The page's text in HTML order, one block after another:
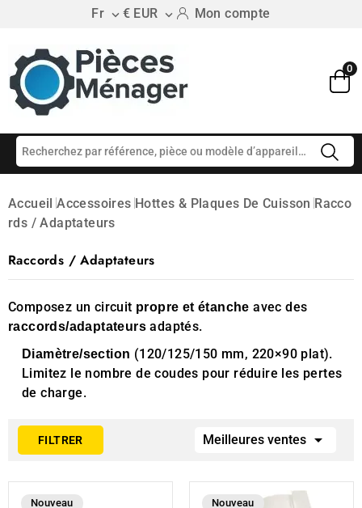
Fr  € EUR  Mon compte
0
Accueil Accessoires Hottes & Plaques De Cuisson Racco
Rds / Adaptateurs
Raccords / Adaptateurs
Composez un circuit propre et étanche avec des
raccords/adaptateurs adaptés.
Diamètre/section (120/125/150 mm, 220×90 plat).
Limitez le nombre de coudes pour réduire les pertes
de charge.
FILTRER Meilleures ventes 
Nouveau Nouveau